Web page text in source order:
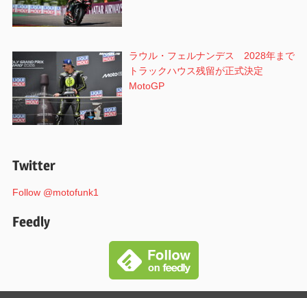
ラウル・フェルナンデス 2028年まで
トラックハウス残留が正式決定
MotoGP
Twitter
Follow @motofunk1
Feedly